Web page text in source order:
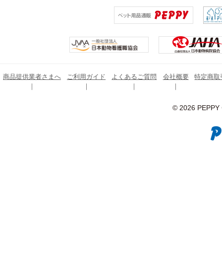
商品提供業者さまへ ご利用ガイド よくあるご質問 会社概要 特定商取
© 2026 PEPPY